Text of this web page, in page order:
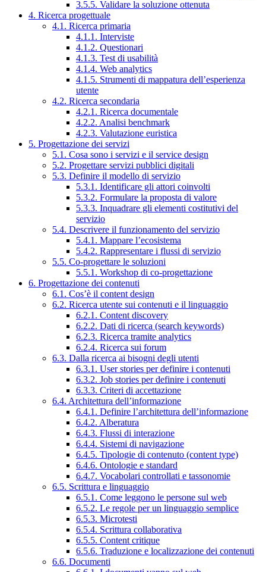
3.5.5. Validare la soluzione ottenuta
4. Ricerca progettuale
4.1. Ricerca primaria
4.1.1. Interviste
4.1.2. Questionari
4.1.3. Test di usabilità
4.1.4. Web analytics
4.1.5. Strumenti di mappatura dell’esperienza
utente
4.2. Ricerca secondaria
4.2.1. Ricerca documentale
4.2.2. Analisi benchmark
4.2.3. Valutazione euristica
5. Progettazione dei servizi
5.1. Cosa sono i servizi e il service design
5.2. Progettare servizi pubblici digitali
5.3. Definire il modello di servizio
5.3.1. Identificare gli attori coinvolti
5.3.2. Formulare la proposta di valore
5.3.3. Inquadrare gli elementi costitutivi del
servizio
5.4. Descrivere il funzionamento del servizio
5.4.1. Mappare l’ecosistema
5.4.2. Rappresentare i flussi di servizio
5.5. Co-progettare le soluzioni
5.5.1. Workshop di co-progettazione
6. Progettazione dei contenuti
6.1. Cos’è il content design
6.2. Ricerca utente sui contenuti e il linguaggio
6.2.1. Content discovery
6.2.2. Dati di ricerca (search keywords)
6.2.3. Ricerca tramite analytics
6.2.4. Ricerca sui forum
6.3. Dalla ricerca ai bisogni degli utenti
6.3.1. User stories per definire i contenuti
6.3.2. Job stories per definire i contenuti
6.3.3. Criteri di accettazione
6.4. Architettura dell’informazione
6.4.1. Definire l’architettura dell’informazione
6.4.2. Alberatura
6.4.3. Flussi di interazione
6.4.4. Sistemi di navigazione
6.4.5. Tipologie di contenuto (content type)
6.4.6. Ontologie e standard
6.4.7. Vocabolari controllati e tassonomie
6.5. Scrittura e linguaggio
6.5.1. Come leggono le persone sul web
6.5.2. Le regole per un linguaggio semplice
6.5.3. Microtesti
6.5.4. Scrittura collaborativa
6.5.5. Content critique
6.5.6. Traduzione e localizzazione dei contenuti
6.6. Documenti